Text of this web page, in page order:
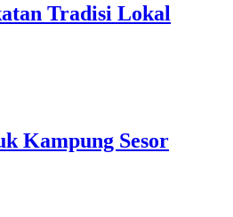
Tradisi Lokal
Kampung Sesor